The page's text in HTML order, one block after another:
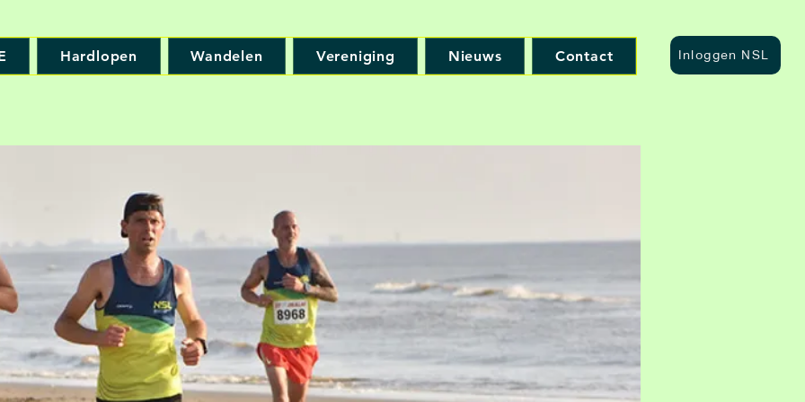
Hardlopen Wandelen Vereniging Nieuws Contact Inloggen NSL